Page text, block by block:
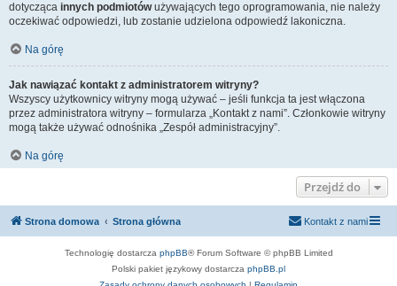
dotycząca innych podmiotówużywających tego oprogramowania, nie należy
oczekiwać odpowiedzi, lub zostanie udzielona odpowiedź lakoniczna.
Na górę
Jak nawiązać kontakt z administratorem witryny?
Wszyscy użytkownicy witryny mogą używać – jeśli funkcja ta jest włączona
przez administratora witryny – formularza „Kontakt z nami”. Członkowie witryny
mogą także używać odnośnika „Zespół administracyjny”.
Na górę
Przejdź do
Strona domowa Strona główna Kontakt z nami
Technologię dostarcza phpBB® Forum Software © phpBB Limited
Polski pakiet językowy dostarcza phpBB.pl